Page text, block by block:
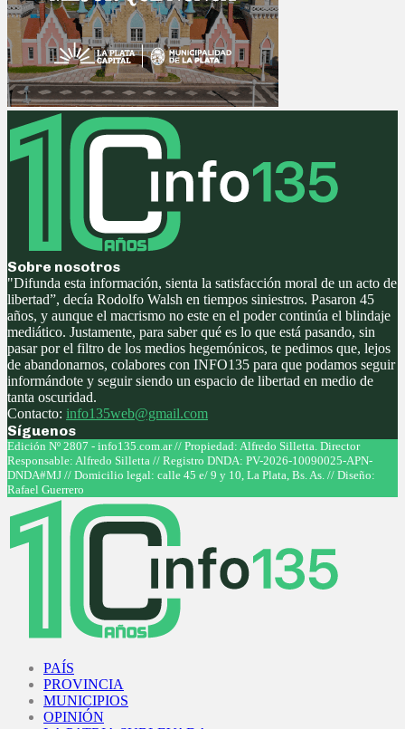
Sobre nosotros
"Difunda esta información, sienta la satisfacción moral de un acto de
libertad”, decía Rodolfo Walsh en tiempos siniestros. Pasaron 45
años, y aunque el macrismo no este en el poder continúa el blindaje
mediático. Justamente, para saber qué es lo que está pasando, sin
pasar por el filtro de los medios hegemónicos, te pedimos que, lejos
de abandonarnos, colabores con INFO135 para que podamos seguir
informándote y seguir siendo un espacio de libertad en medio de
tanta oscuridad.
Contacto: info135web@gmail.com
Síguenos
Facebook
Twitter
Instagram
Youtube
Edición Nº 2807 - info135.com.ar // Propiedad: Alfredo Silletta. Director
Responsable: Alfredo Silletta // Registro DNDA: PV-2026-10090025-APN-
DNDA#MJ // Domicilio legal: calle 45 e/ 9 y 10, La Plata, Bs. As. // Diseño:
Rafael Guerrero
PAÍS
PROVINCIA
MUNICIPIOS
OPINIÓN